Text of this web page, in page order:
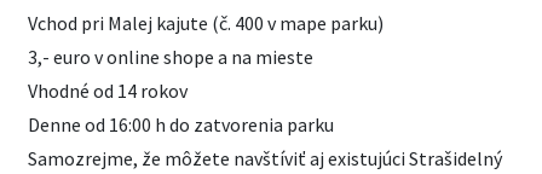
Vchod pri Malej kajute (č. 400 v mape parku)
3,- euro v online shope a na mieste
Vhodné od 14 rokov
Denne od 16:00 h do zatvorenia parku
Samozrejme, že môžete navštíviť aj existujúci Strašidelný